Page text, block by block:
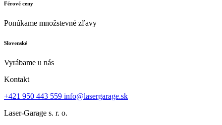
Férové ceny
Ponúkame množstevné zľavy
Slovenské
Vyrábame u nás
Kontakt
+421 950 443 559 info@lasergarage.sk
Laser-Garage s. r. o.